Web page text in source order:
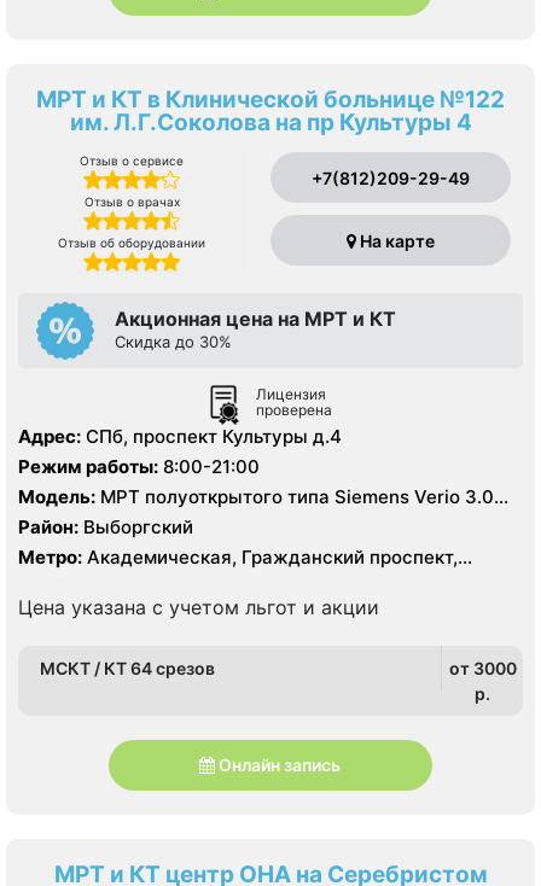
МРТ и КТ в Клинической больнице №122
им. Л.Г.Соколова на пр Культуры 4
Отзыв о сервисе
Отзыв о врачах
Отзыв об оборудовании
+7(812)209-29-49
На карте
Акционная цена на МРТ и КТ
Скидка до 30%
Лицензия
проверена
Адрес: СПб, проспект Культуры д.4
Режим работы: 8:00-21:00
Модель: МРТ полуоткрытого типа Siemens Verio 3.0
Тесла, МРТ GE Signa HDx 1.5 Тесла, КТ Siemens
Somatom Definition 64 среза
Район: Выборгский
Метро: Академическая, Гражданский проспект,
Политехническая, Проспект Просвещения, Удельная
Цена указана с учетом льгот и акции
МСКТ / КТ 64 срезов
от 3000
p.
Онлайн запись
МРТ и КТ центр ОНА на Серебристом